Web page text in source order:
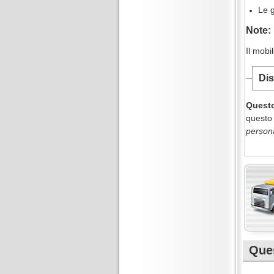
Le
Note:
Il